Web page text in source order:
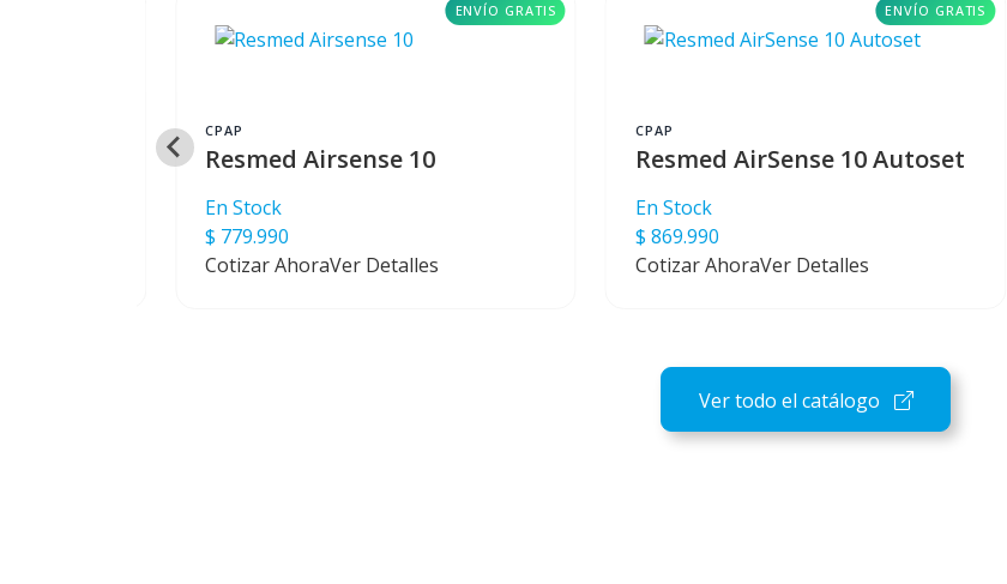
ENVÍO GRATIS
CPAP
Resmed Airsense 10
En Stock
$ 779.990
Cotizar AhoraVer Detalles
ENVÍO GRATIS
CPAP
Resmed AirSense 10 Autoset
En Stock
$ 869.990
Cotizar AhoraVer Detalles
Ver todo el catálogo